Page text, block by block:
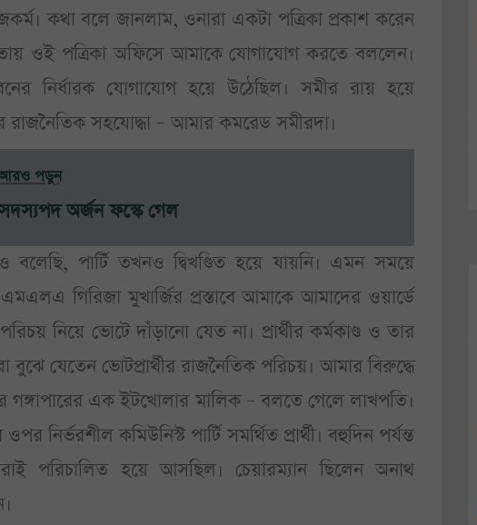
কথা বলে জানলাম, ওনারা একটা পত্রিকা প্রকাশ করেন
ওই পত্রিকা অফিসে আমাকে যোগাযোগ করতে বললেন।
নির্ধারক যোগাযোগ হয়ে উঠেছিল। সমীর রায় হয়ে
সহযোদ্ধা – আমার কমরেড সমীরদা।
পড়ুন
সদস্যপদ অর্জন ফস্কে গেল
পার্টি তখনও দ্বিখণ্ডিত হয়ে যায়নি। এমন সময়ে
গিরিজা মুখার্জির প্রস্তাবে আমাকে আমাদের ওয়ার্ডে
নিয়ে ভোটে দাঁড়ানো যেত না। প্রার্থীর কর্মকাণ্ড ও তার
যেতেন ভোটপ্রার্থীর রাজনৈতিক পরিচয়। আমার বিরুদ্ধে
গঙ্গাপারের এক ইটখোলার মালিক – বলতে গেলে লাখপতি।
নির্ভরশীল কমিউনিস্ট পার্টি সমর্থিত প্রার্থী। বহুদিন পর্যন্ত
পরিচালিত হয়ে আসছিল। চেয়ারম্যান ছিলেন অনাথ